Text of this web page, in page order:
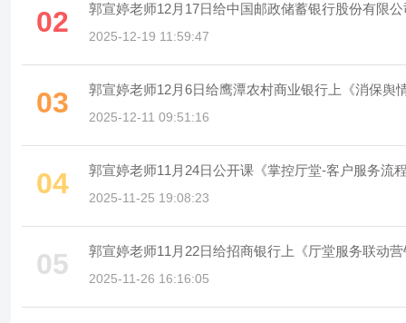
02 郭宣婷老师12月17日给中国邮政储蓄银行股份有限
2025-12-19 11:59:47
03 郭宣婷老师12月6日给鹰潭农村商业银行上《消保舆
2025-12-11 09:51:16
04 郭宣婷老师11月24日公开课《掌控厅堂-客户服务流
2025-11-25 19:08:23
05 郭宣婷老师11月22日给招商银行上《厅堂服务联动
2025-11-26 16:16:05